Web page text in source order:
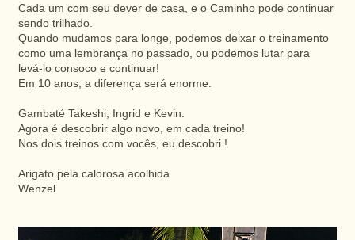
Cada um com seu dever de casa, e o Caminho pode continuar
sendo trilhado.
Quando mudamos para longe, podemos deixar o treinamento
como uma lembrança no passado, ou podemos lutar para
levá-lo consoco e continuar!
Em 10 anos, a diferença será enorme.
Gambaté Takeshi, Ingrid e Kevin.
Agora é descobrir algo novo, em cada treino!
Nos dois treinos com vocês, eu descobri !
Arigato pela calorosa acolhida
Wenzel